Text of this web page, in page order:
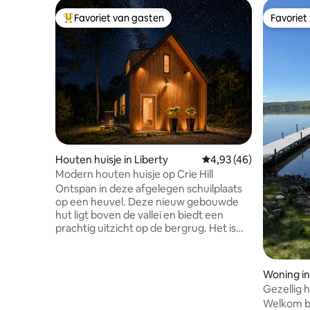
Topfavoriet van gasten
Favoriet van gasten
Houten huisje in Liberty Gemiddelde
4,93 (46)
Modern houten huisje op Crie Hill
Ontspan in deze afgelegen schuilplaats
op een heuvel. Deze nieuw gebouwde
hut ligt boven de vallei en biedt een
prachtig uitzicht op de bergrug. Het is
Woning
Gezellig
Welkom